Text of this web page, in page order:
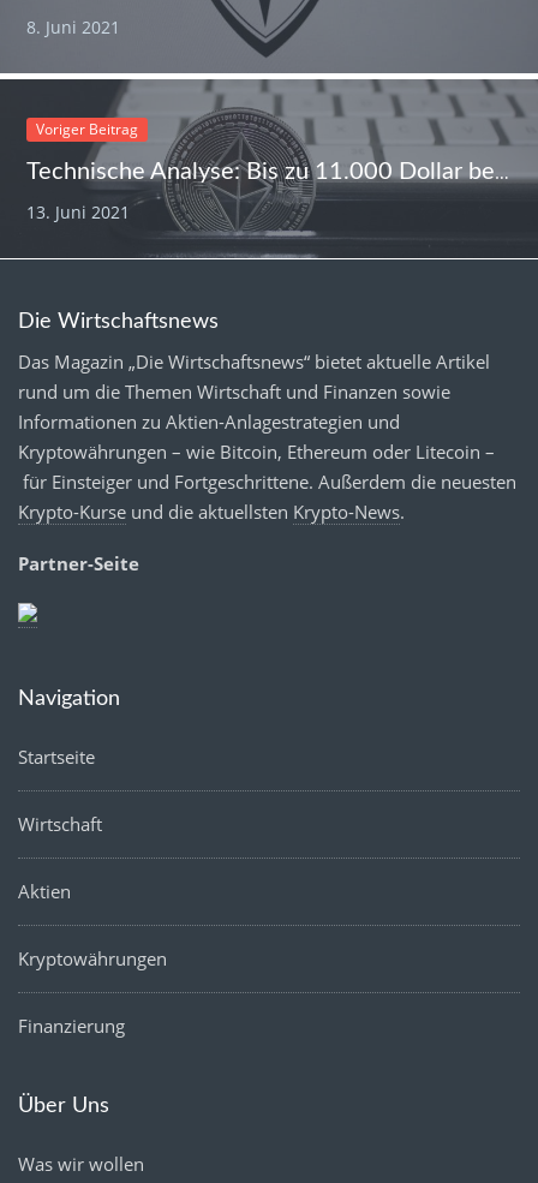
8. Juni 2021
Voriger Beitrag
Technische Analyse: Bis zu 11.000 Dollar beim Ethereum-Kurs möglich
13. Juni 2021
Die Wirtschaftsnews
Das Magazin „Die Wirtschaftsnews“ bietet aktuelle Artikel
rund um die Themen Wirtschaft und Finanzen sowie
Informationen zu Aktien-Anlagestrategien und
Kryptowährungen – wie Bitcoin, Ethereum oder Litecoin –
für Einsteiger und Fortgeschrittene. Außerdem die neuesten
Krypto-Kurse und die aktuellsten Krypto-News.
Partner-Seite
Navigation
Startseite
Wirtschaft
Aktien
Kryptowährungen
Finanzierung
Über Uns
Was wir wollen